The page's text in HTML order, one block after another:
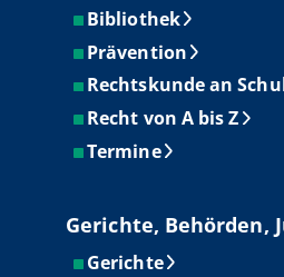
Bibliothek
Prävention
Rechtskunde an
Recht von A bis Z
Termine
Gerichte, Behörden,
Gerichte